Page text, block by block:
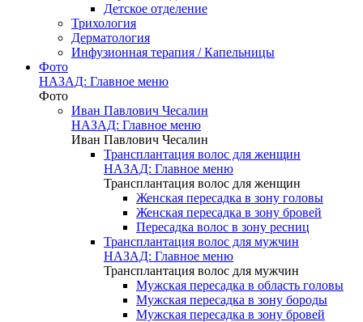
Детское отделение
Трихология
Дерматология
Инфузионная терапия / Капельницы
Фото
НАЗАД: Главное меню
Фото
Иван Павлович Чесалин
НАЗАД: Главное меню
Иван Павлович Чесалин
Трансплантация волос для женщин
НАЗАД: Главное меню
Трансплантация волос для женщин
Женская пересадка в зону головы
Женская пересадка в зону бровей
Пересадка волос в зону ресниц
Трансплантация волос для мужчин
НАЗАД: Главное меню
Трансплантация волос для мужчин
Мужская пересадка в область головы
Мужская пересадка в зону бороды
Мужская пересадка в зону бровей